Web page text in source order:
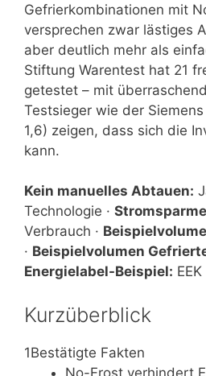
Gefrierkombinationen mit
versprechen zwar lästiges
aber deutlich mehr als
Stiftung Warentest hat 21
getestet – mit
Testsieger wie der
1,6) zeigen, dass sich die
kann.
Kein manuelles Abtauen:
Technologie ·
Verbrauch ·
· Beispielvolumen
Energielabel-Beispiel: EEK
Kurzüberblick
1Bestätigte Fakten
No-Frost verhindert